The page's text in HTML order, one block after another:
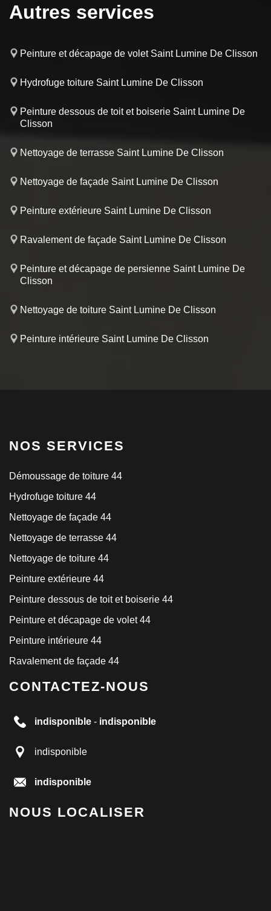
Autres services
Peinture et décapage de volet Saint Lumine De Clisson
Hydrofuge toiture Saint Lumine De Clisson
Peinture dessous de toit et boiserie Saint Lumine De
Clisson
Nettoyage de terrasse Saint Lumine De Clisson
Nettoyage de façade Saint Lumine De Clisson
Peinture extérieure Saint Lumine De Clisson
Ravalement de façade Saint Lumine De Clisson
Peinture et décapage de persienne Saint Lumine De
Clisson
Nettoyage de toiture Saint Lumine De Clisson
Peinture intérieure Saint Lumine De Clisson
NOS SERVICES
Démoussage de toiture 44
Hydrofuge toiture 44
Nettoyage de façade 44
Nettoyage de terrasse 44
Nettoyage de toiture 44
Peinture extérieure 44
Peinture dessous de toit et boiserie 44
Peinture et décapage de volet 44
Peinture intérieure 44
Ravalement de façade 44
CONTACTEZ-NOUS
indisponible - indisponible
indisponible
indisponible
NOUS LOCALISER